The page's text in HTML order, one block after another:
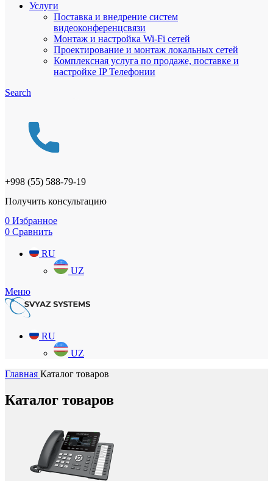
Услуги
Поставка и внедрение систем
видеоконференцсвязи
Монтаж и настройка Wi-Fi сетей
Проектирование и монтаж локальных сетей
Комплексная услуга по продаже, поставке и
настройке IP Телефонии
Search
+998 (55) 588-79-19
Получить консультацию
0 Избранное
0 Сравнить
RU
UZ
Меню
RU
UZ
Главная Каталог товаров
Каталог товаров